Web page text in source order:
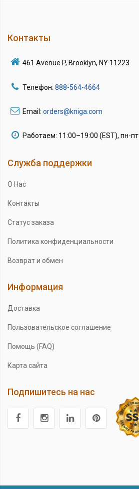
Контакты
461 Avenue P, Brooklyn, NY 11223
Телефон: 888-564-4664
Email: orders@kniga.com
Работаем: 11:00–19:00 (EST), пн-пт
Служба поддержки
О Нас
Контакты
Статус заказа
Политика конфиденциальности
Возврат и обмен
Информация
Доставка
Пользовательское соглашение
Помощь (FAQ)
Карта сайта
Подпишитесь на нас